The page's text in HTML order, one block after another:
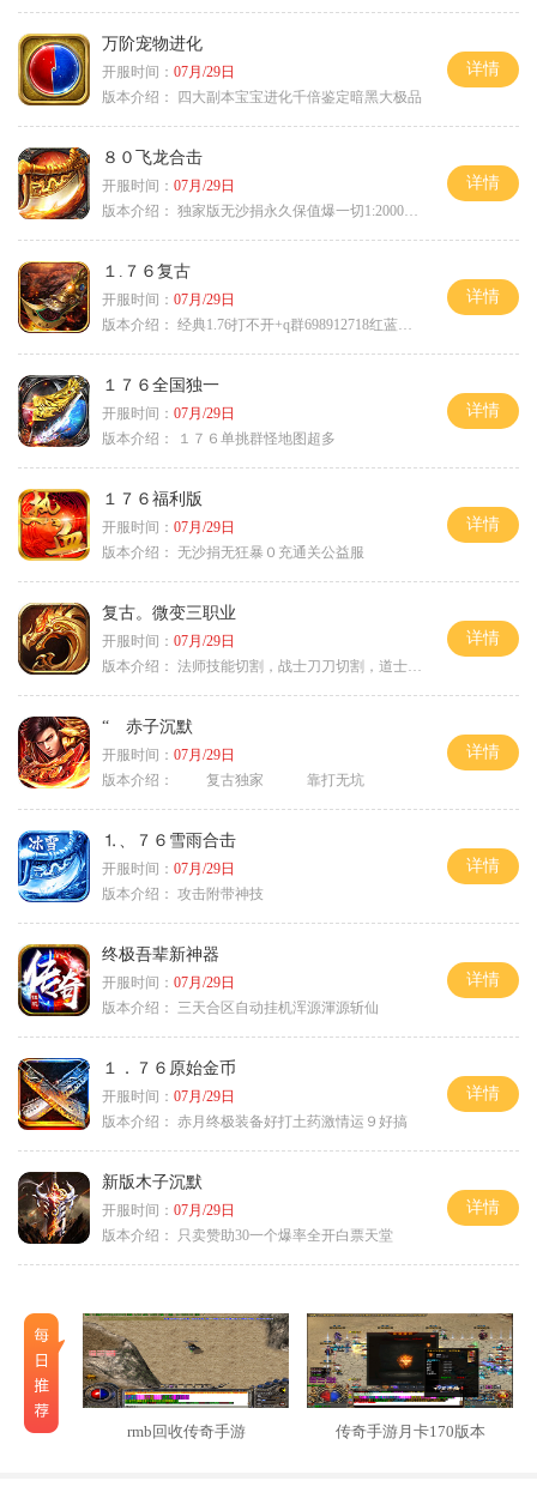
万阶宠物进化
开服时间： 07月/29日
版本介绍：
四大副本宝宝进化千倍鉴定暗黑大极品
详情
８０飞龙合击
开服时间： 07月/29日
版本介绍： 独家版无沙捐永久保值爆一切1:2000回4
详情
１.７６复古
开服时间： 07月/29日
版本介绍： 经典1.76打不开+q群698912718红蓝毒符免费
详情
１７６全国独一
开服时间： 07月/29日
版本介绍：
１７６单挑群怪地图超多
详情
１７６福利版
开服时间： 07月/29日
版本介绍： 无沙捐无狂暴０充通关公益服
详情
复古。微变三职业
开服时间： 07月/29日
版本介绍： 法师技能切割，战士刀刀切割，道士宠物秒怪
详情
“ 赤子沉默
开服时间： 07月/29日
版本介绍：
复古独家 靠打无坑
详情
⒈、７６雪雨合击
开服时间： 07月/29日
版本介绍： 攻击附带神技
详情
终极吾辈新神器
开服时间： 07月/29日
版本介绍：
三天合区自动挂机浑源渾源斩仙
详情
１．７６原始金币
开服时间： 07月/29日
版本介绍： 赤月终极装备好打土药激情运９好搞
详情
新版木子沉默
开服时间： 07月/29日
版本介绍：
只卖赞助30一个爆率全开白票天堂
详情
rmb回收传奇手游 传奇手游月卡170版本